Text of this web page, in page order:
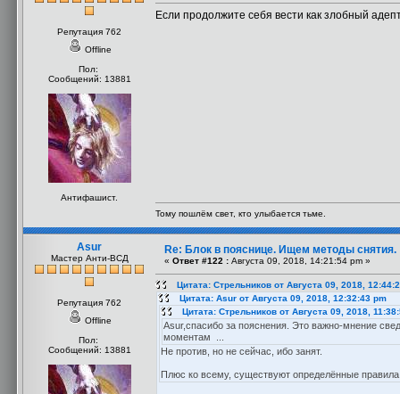
Репутация 762
Offline
Пол:
Сообщений: 13881
Антифашист.
Если продолжите себя вести как злобный
Тому пошлём свет, кто улыбается тьме.
Asur
Мастер Анти-ВСД
Репутация 762
Offline
Пол:
Сообщений: 13881
Re: Блок в пояснице. Ищем методы снятия.
« Ответ #122 : Августа 09, 2018, 14:21:54 pm »
Цитата: Стрельников от Августа 09, 2018,
Цитата: Asur от Августа 09, 2018, 12:32:43 pm
Цитата: Стрельников от Августа 09, 2018,
Asur,спасибо за пояснения. Это важно-мнение
моментам ...
Не против, но не сейчас, ибо занят.
Плюс ко всему, существуют определённые